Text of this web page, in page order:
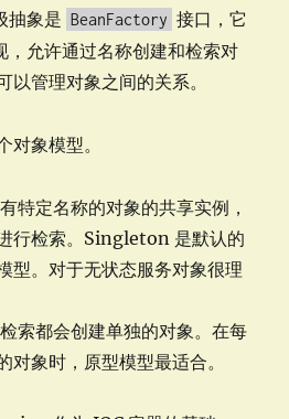
抽象是 BeanFactory 接口，它
，允许通过名称创建和检索对
以管理对象之间的关系。
对象模型。
特定名称的对象的共享实例，
行检索。Singleton 是默认的
型。对于无状态服务对象很理
索都会创建单独的对象。在每
对象时，原型模型最适合。